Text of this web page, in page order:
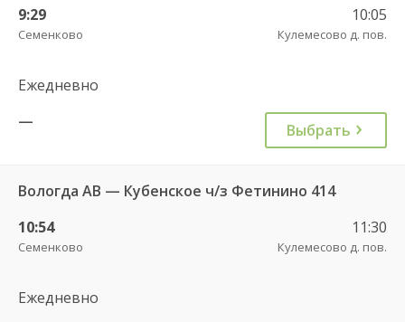
9:29
Семенково
10:05
Кулемесово д. пов.
Ежедневно
—
Выбрать
Вологда АВ — Кубенское ч/з Фетинино 414
10:54
Семенково
11:30
Кулемесово д. пов.
Ежедневно